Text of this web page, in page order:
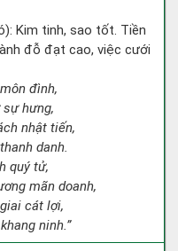
Kim tinh, sao tốt. Tiền
đỗ đạt cao, việc cưới
đình,
sự hưng,
nhật tiến,
danh.
quý tử,
mãn doanh,
cát lợi,
ninh.”